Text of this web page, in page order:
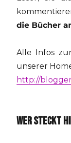
die Bücher
Alle Infos
unserer
http://
WER STECKT